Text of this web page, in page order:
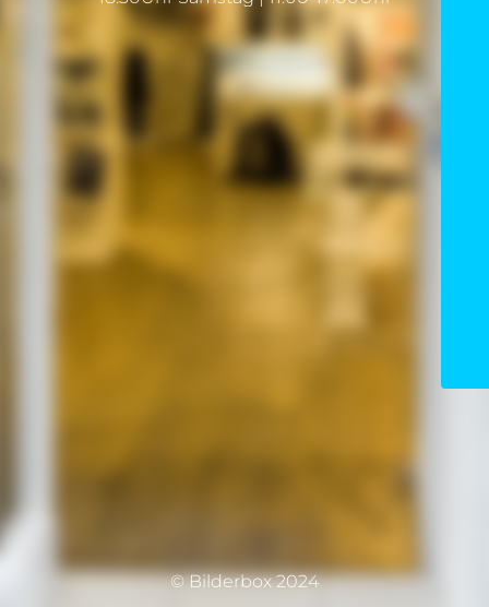
© Bilderbox 2024